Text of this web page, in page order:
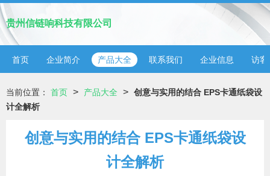
贵州信链响科技有限公司
首页 企业简介 产品大全 联系我们 企业信息 访客
当前位置： 首页 > 产品大全 > 创意与实用的结合 EPS卡通纸袋设
计全解析
创意与实用的结合 EPS卡通纸袋设
计全解析